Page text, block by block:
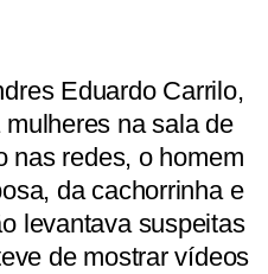
Eduardo Carrilo,
na sala de
nas redes, o homem
da cachorrinha e
levantava suspeitas
de mostrar vídeos